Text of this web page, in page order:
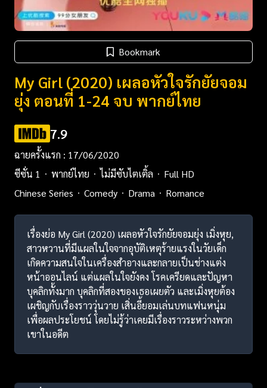
Bookmark
My Girl (2020) เผลอหัวใจรักยัยจอม
ยุ่ง ตอนที่ 1-24 จบ พากย์ไทย
7.9
ฉายครั้งแรก : 17/06/2020
ซีซั่น 1
พากย์ไทย ไม่มีซับไตเติ้ล
Full HD
Chinese Series
Comedy Drama Romance
เรื่องย่อ My Girl (2020) เผลอหัวใจรักยัยจอมยุ่ง เมิ่งหุย,
สาวหวานที่มีแผลในใจจากอุบัติเหตุร้ายแรงในวัยเด็ก
เกิดความสนใจในเครื่องสำอางและกลายเป็นช่างแต่ง
หน้าออนไลน์ แต่แผลในใจยังคง โรคเครียดและปัญหา
บุคลิกทั้งมาก บุคลิกที่สองของเธอเผยตัว และเมิ่งหุยต้อง
เผชิญกับเรื่องราววุ่นวาย เสิ่นอี้ยอมเล่นบทแฟนหนุ่ม
เพื่อผลประโยชน์ โดยไม่รู้ว่าเคยมีเรื่องราวระหว่างพวก
เขาในอดีต